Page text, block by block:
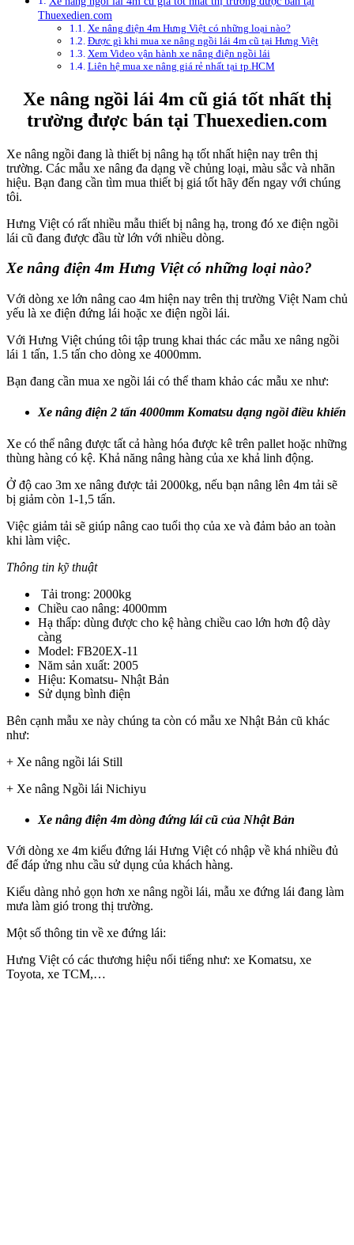
Thuexedien.com
Xe nâng điện 4m Hưng Việt có những loại nào?
Được gì khi mua xe nâng ngồi lái 4m cũ tại Hưng Việt
Xem Video vận hành xe nâng điện ngồi lái
Liên hệ mua xe nâng giá rẻ nhất tại tp.HCM
Xe nâng ngồi lái 4m cũ giá tốt nhất thị
trường được bán tại Thuexedien.com
Xe nâng ngồi đang là thiết bị nâng hạ tốt nhất hiện nay trên thị
trường. Các mẫu xe nâng đa dạng về chủng loại, màu sắc và nhãn
hiệu. Bạn đang cần tìm mua thiết bị giá tốt hãy đến ngay với chúng
tôi.
Hưng Việt có rất nhiều mẫu thiết bị nâng hạ, trong đó xe điện ngồi
lái cũ đang được đầu từ lớn với nhiều dòng.
Xe nâng điện 4m Hưng Việt có những loại nào?
Với dòng xe lớn nâng cao 4m hiện nay trên thị trường Việt Nam chủ
yếu là xe điện đứng lái hoặc xe điện ngồi lái.
Với Hưng Việt chúng tôi tập trung khai thác các mẫu xe nâng ngồi
lái 1 tấn, 1.5 tấn cho dòng xe 4000mm.
Bạn đang cần mua xe ngồi lái có thể tham khảo các mẫu xe như:
Xe nâng điện 2 tấn 4000mm Komatsu dạng ngồi điều khiển
Xe có thể nâng được tất cả hàng hóa được kê trên pallet hoặc những
thùng hàng có kệ. Khả năng nâng hàng của xe khả linh động.
Ở độ cao 3m xe nâng được tải 2000kg, nếu bạn nâng lên 4m tải sẽ
bị giảm còn 1-1,5 tấn.
Việc giảm tải sẽ giúp nâng cao tuổi thọ của xe và đảm bảo an toàn
khi làm việc.
Thông tin kỹ thuật
Tải trong: 2000kg
Chiều cao nâng: 4000mm
Hạ thấp: dùng được cho kệ hàng chiều cao lớn hơn độ dày
càng
Model: FB20EX-11
Năm sản xuất: 2005
Hiệu: Komatsu- Nhật Bản
Sử dụng bình điện
Bên cạnh mẫu xe này chúng ta còn có mẫu xe Nhật Bản cũ khác
như:
+ Xe nâng ngồi lái Still
+ Xe nâng Ngồi lái Nichiyu
Xe nâng điện 4m dòng đứng lái cũ của Nhật Bản
Với dòng xe 4m kiểu đứng lái Hưng Việt có nhập về khá nhiều đủ
để đáp ửng nhu cầu sử dụng của khách hàng.
Kiểu dàng nhỏ gọn hơn xe nâng ngồi lái, mẫu xe đứng lái đang làm
mưa làm gió trong thị trường.
Một số thông tin về xe đứng lái:
Hưng Việt có các thương hiệu nổi tiểng như: xe Komatsu, xe
Toyota, xe TCM,…